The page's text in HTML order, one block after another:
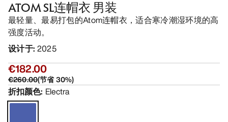
ATOM SL连帽衣 男装
最轻量、最易打包的Atom连帽衣，适合寒冷潮湿环境的高
强度活动。
设计于: 2025
€182.00
€260.00(节省30%)
折扣颜色: Electra